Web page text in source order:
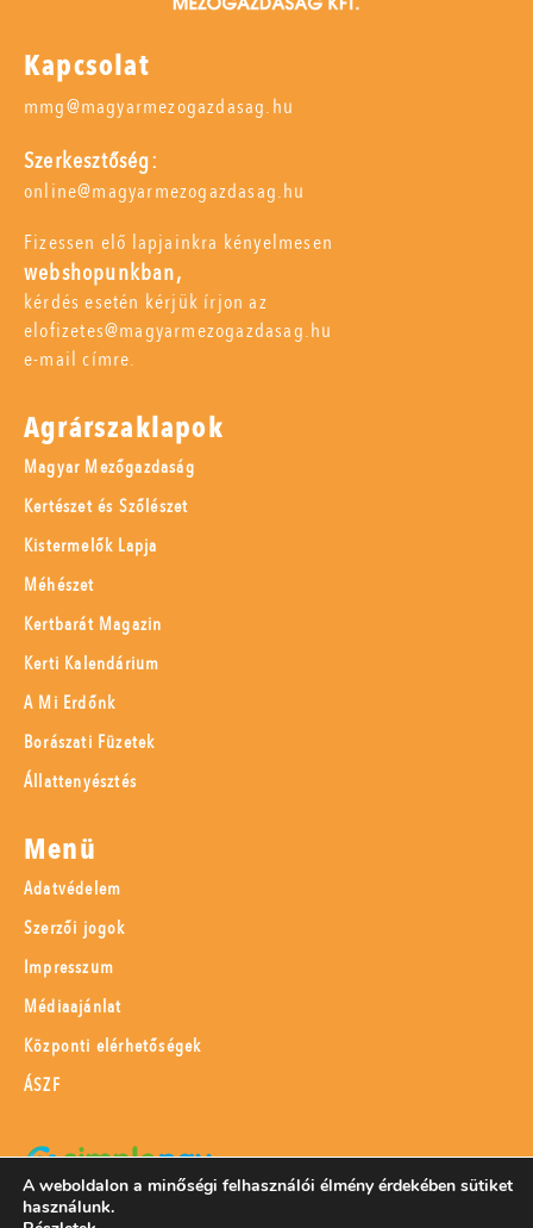
Kapcsolat
mmg@magyarmezogazdasag.hu
Szerkesztőség:
online@magyarmezogazdasag.hu
Fizessen elő lapjainkra kényelmesen
webshopunkban,
kérdés esetén kérjük írjon az
elofizetes@magyarmezogazdasag.hu
e-mail címre.
Agrárszaklapok
Magyar Mezőgazdaság
Kertészet és Szőlészet
Kistermelők Lapja
Méhészet
Kertbarát Magazin
Kerti Kalendárium
A Mi Erdőnk
Borászati Füzetek
Állattenyésztés
Menü
Adatvédelem
Szerzői jogok
Impresszum
Médiaajánlat
Központi elérhetőségek
ÁSZF
SimplePay adattovábbítási nyilatkozat
A weboldalon a minőségi felhasználói élmény érdekében sütiket
használunk.